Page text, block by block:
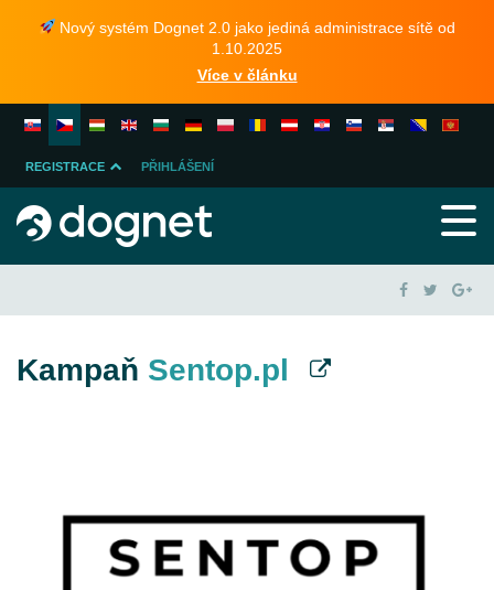
Nový systém Dognet 2.0 jako jediná administrace sítě od
1.10.2025
Více v článku
REGISTRACE
INZERENTA
PŘIHLÁŠENÍ
Kampaň Sentop.pl